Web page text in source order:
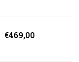
€469,00